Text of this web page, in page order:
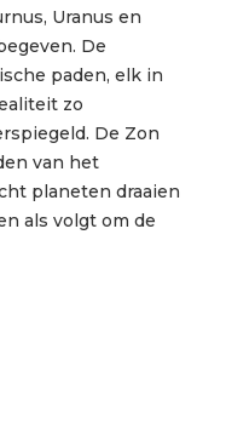
Uranus en
De
paden, elk in
zo
De Zon
van het
planeten draaien
als volgt om de